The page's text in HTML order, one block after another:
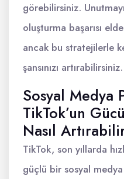
görebilirsiniz.
oluşturma başarısı
ancak bu stratejilerle
şansınızı artırabilirsiniz.
Sosyal Medya
TikTok’un
Nasıl
TikTok, son yıllarda
güçlü bir sosyal